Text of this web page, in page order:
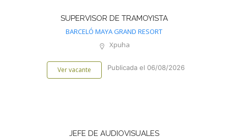
SUPERVISOR DE TRAMOYISTA
BARCELÓ MAYA GRAND RESORT
Xpuha
Ver vacante Publicada el 06/08/2026
JEFE DE AUDIOVISUALES